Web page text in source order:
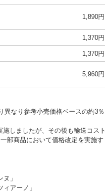
1,890円
1,370円
1,370円
5,960円
なり参考小売価格ベースの約3％
しましたが、その後も輸送コスト
部商品において価格改定を実施す
」
アーノ」